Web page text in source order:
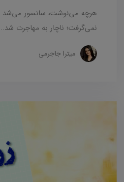
هرچه می‌نوشت، سانسور می‌شد
نمی‌گرفت؛ ناچار به مهاجرت
میترا جاجرمی